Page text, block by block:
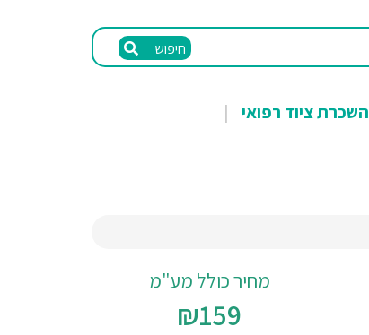
חיפוש
השכרת ציוד רפואי
מחיר כולל מע"מ
₪159